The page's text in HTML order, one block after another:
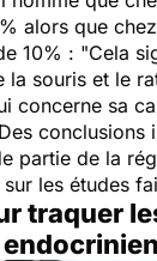
alors que
10% : "Cela
la souris et le
concerne sa
conclusions
partie de la
les études
traquer